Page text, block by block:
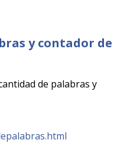
y contador de
de palabras y